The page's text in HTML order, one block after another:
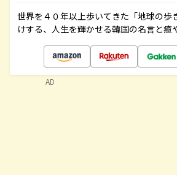
世界を４０年以上歩いてきた「地球の歩
けする、人生を輝かせる韓国の名言と癒
AD